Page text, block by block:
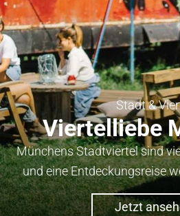
Stadt &
Viertelliebe
Münchens Stadtviertel sind
und eine Entdeckungsreise
Jetzt